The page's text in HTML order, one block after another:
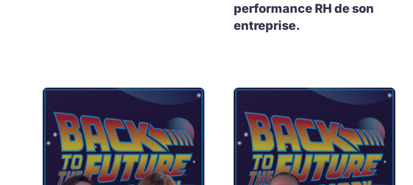
performance RH de son
entreprise.